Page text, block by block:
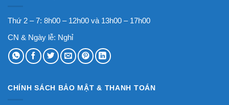
Thứ 2 – 7: 8h00 – 12h00 và 13h00 – 17h00
CN & Ngày lễ: Nghỉ
CHÍNH SÁCH BẢO MẬT & THANH TOÁN